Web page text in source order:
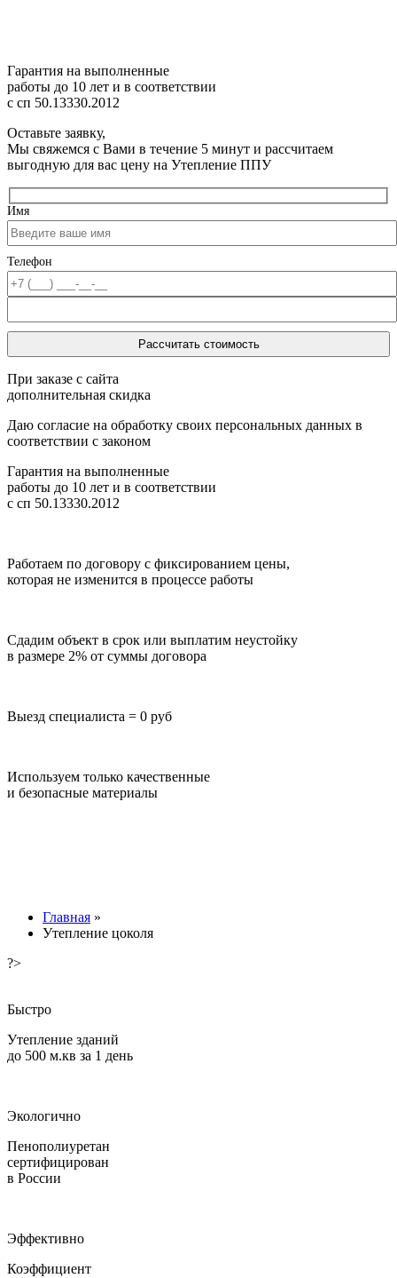
Гарантия на выполненные
работы до 10 лет и в соответствии
с сп 50.13330.2012
Оставьте заявку,
Мы свяжемся с Вами в течение 5 минут и рассчитаем
выгодную для вас цену на Утепление ППУ
Имя
Телефон
При заказе с сайта
дополнительная скидка
Даю согласие на обработку своих персональных данных в
соответствии с законом
Гарантия на выполненные
работы до 10 лет и в соответствии
с сп 50.13330.2012
Работаем по договору с фиксированием цены,
которая не изменится в процессе работы
Сдадим объект в срок или выплатим неустойку
в размере 2% от суммы договора
Выезд специалиста = 0 руб
Используем только качественные
и безопасные материалы
Главная »
Утепление цоколя
?>
Быстро
Утепление зданий
до 500 м.кв за 1 день
Экологично
Пенополиуретан
сертифицирован
в России
Эффективно
Коэффициент